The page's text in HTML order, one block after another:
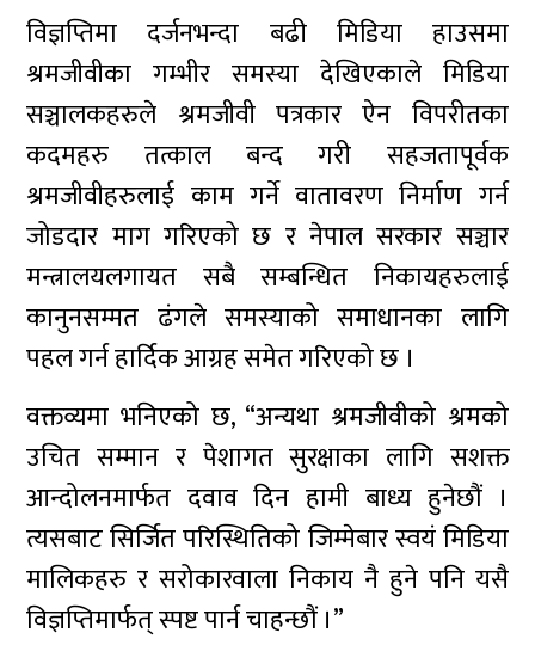
विज्ञप्तिमा दर्जनभन्दा बढी मिडिया हाउसमा
श्रमजीवीका गम्भीर समस्या देखिएकाले मिडिया
सञ्चालकहरुले श्रमजीवी पत्रकार ऐन विपरीतका
कदमहरु तत्काल बन्द गरी सहजतापूर्वक
श्रमजीवीहरुलाई काम गर्ने वातावरण निर्माण गर्न
जोडदार माग गरिएको छ र नेपाल सरकार सञ्चार
मन्त्रालयलगायत सबै सम्बन्धित निकायहरुलाई
कानुनसम्मत ढंगले समस्याको समाधानका लागि
पहल गर्न हार्दिक आग्रह समेत गरिएको छ ।
वक्तव्यमा भनिएको छ, “अन्यथा श्रमजीवीको श्रमको
उचित सम्मान र पेशागत सुरक्षाका लागि सशक्त
आन्दोलनमार्फत दवाव दिन हामी बाध्य हुनेछौं ।
त्यसबाट सिर्जित परिस्थितिको जिम्मेबार स्वयं मिडिया
मालिकहरु र सरोकारवाला निकाय नै हुने पनि यसै
विज्ञप्तिमार्फत् स्पष्ट पार्न चाहन्छौं ।”